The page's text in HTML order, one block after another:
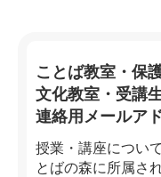
ことば教室・保
文化教室・受講
連絡用メールア
授業・講座につい
とばの森に所属さ